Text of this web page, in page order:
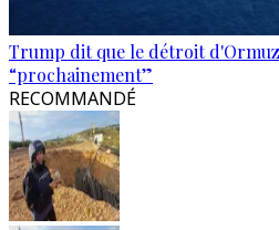
Trump dit que le détroit
“prochainement”
RECOMMANDÉ